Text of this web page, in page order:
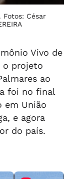
César
Vivo de
o projeto
ao
foi no final
em União
e agora
do país.